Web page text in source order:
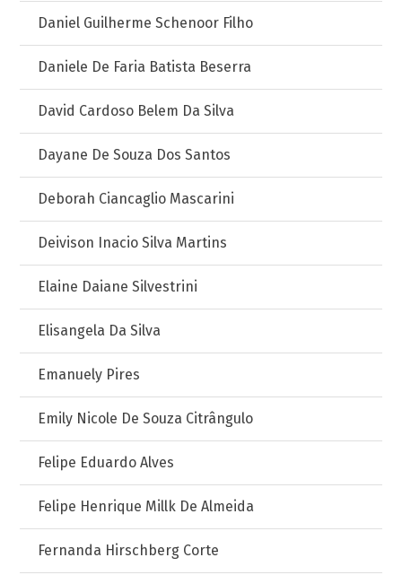
Daniel Guilherme Schenoor Filho
Daniele De Faria Batista Beserra
David Cardoso Belem Da Silva
Dayane De Souza Dos Santos
Deborah Ciancaglio Mascarini
Deivison Inacio Silva Martins
Elaine Daiane Silvestrini
Elisangela Da Silva
Emanuely Pires
Emily Nicole De Souza Citrângulo
Felipe Eduardo Alves
Felipe Henrique Millk De Almeida
Fernanda Hirschberg Corte